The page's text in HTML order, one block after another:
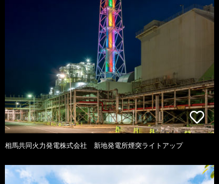
相馬共同火力発電株式会社 新地発電所煙突ライトアップ